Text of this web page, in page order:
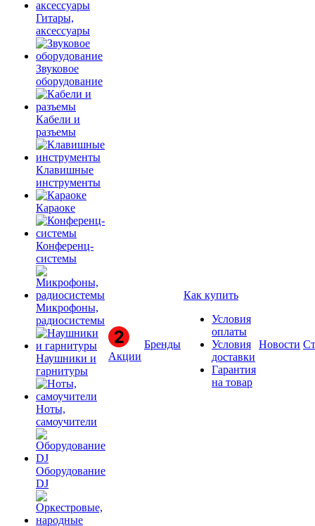
Гитары,
аксессуары
Звуковое
оборудование
Кабели и
разъемы
Клавишные
инструменты
Караоке
Конференц-
системы
Микрофоны,
радиосистемы
Наушники и
гарнитуры
Ноты,
самоучители
Оборудование
DJ
Акции
Бренды
Как купить
Условия
оплаты
Условия
доставки
Гарантия
на товар
Новости